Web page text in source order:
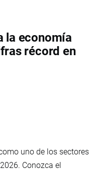
la economía
récord en
uno de los sectores
Conozca el